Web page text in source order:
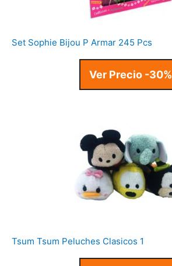
Set Sophie Bijou P Armar 245 Pcs
Ver Precio -30%
Tsum Tsum Peluches Clasicos 1